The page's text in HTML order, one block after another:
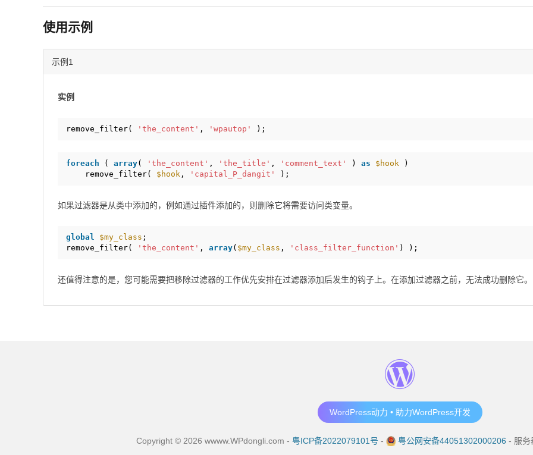
使用示例
示例1
实例
remove_filter( 'the_content' , 'wpautop' );
foreach ( array( 'the_content' , 'the_title' , 'comment_text' ) as $hook
)
remove_filter( $hook , 'capital_P_dangit' );
如果过滤器是从类中添加的，例如通过插件添加的，则删除它将需要访问类变量。
global $my_class ;
remove_filter(
'the_content' , array( $my_class , 'class_filter_function' ) );
还值得注意的是，您可能需要把移除过滤器的工作优先安排在过滤器添加后发生的钩子上。在添加过滤器之前，无法成功删除它。
WordPress动力 • 助力WordPress开发
Copyright © 2026 wwww.WPdongli.com - 粤ICP备2022079101号 - 粤公网安备44051302000206 - 服务